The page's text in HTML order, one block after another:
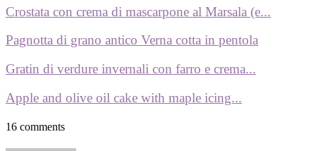
Crostata con crema di mascarpone al Marsala (e...
Pagnotta di grano antico Verna cotta in pentola
Gratin di verdure invernali con farro e crema...
Apple and olive oil cake with maple icing...
16 comments